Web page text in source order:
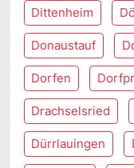
Dittenheim
Donaustauf
Dorfen
Drachselsried
Dürrlauingen